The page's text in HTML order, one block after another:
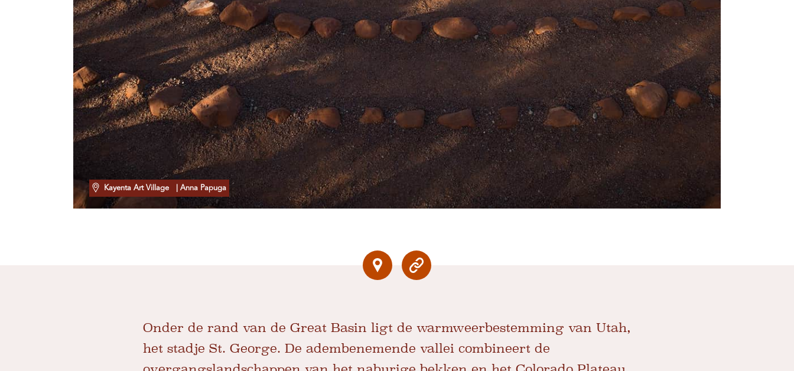
Kayenta Art Village | Anna Papuga
Onder de rand van de Great Basin ligt de warmweerbestemming van Utah,
het stadje St. George. De adembenemende vallei combineert de